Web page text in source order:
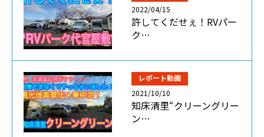
2022/04/15
許してくだせぇ！RVパー
ク…
レポート動画
2021/10/10
知床清里“クリーングリー
ン…